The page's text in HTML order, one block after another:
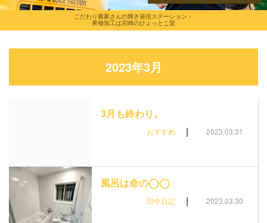
こだわり農家さんの輝き発信ステーション・
果物加工は宮崎のひょっとこ堂
2023年3月
3月も終わり。
おすすめ | 2023.03.31
風呂は命の◯◯
田中日記 | 2023.03.30